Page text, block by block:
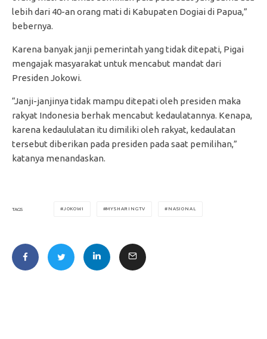
lebih dari 40-an orang mati di Kabupaten Dogiai di Papua,”
bebernya.
Karena banyak janji pemerintah yang tidak ditepati, Pigai
mengajak masyarakat untuk mencabut mandat dari
Presiden Jokowi.
“Janji-janjinya tidak mampu ditepati oleh presiden maka
rakyat Indonesia berhak mencabut kedaulatannya. Kenapa,
karena kedaululatan itu dimiliki oleh rakyat, kedaulatan
tersebut diberikan pada presiden pada saat pemilihan,”
katanya menandaskan.
TAGS JOKOWI MYSHARINGTV NASIONAL